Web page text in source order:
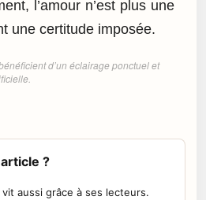
l’amour n’est plus une
une certitude imposée.
d’un éclairage ponctuel et
?
aussi grâce à ses lecteurs.